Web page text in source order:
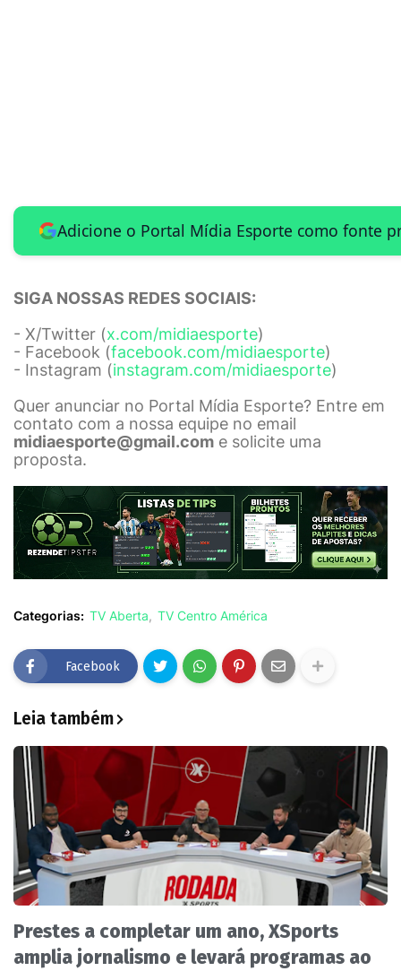
Adicione o Portal Mídia Esporte como fonte
SIGA NOSSAS REDES SOCIAIS:
- X/Twitter (x.com/midiaesporte)
- Facebook (facebook.com/midiaesporte)
- Instagram (instagram.com/midiaesporte)
Quer anunciar no Portal Mídia Esporte? Entre em
contato com a nossa equipe no email
midiaesporte@gmail.com e solicite uma
proposta.
Categorias: TV Aberta TV Centro América
Facebook
Leia também
Prestes a completar um ano, XSports
amplia jornalismo e levará programas ao